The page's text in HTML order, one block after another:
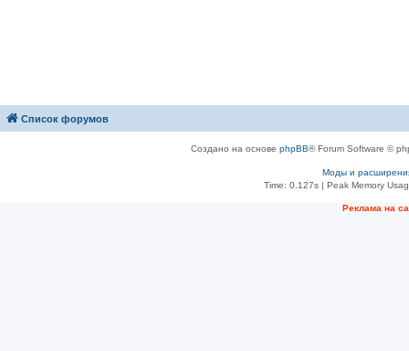
Список форумов
Создано на основе phpBB® Forum Software ©
Моды и
Time: 0.127s| Peak Memory
Рeклама на